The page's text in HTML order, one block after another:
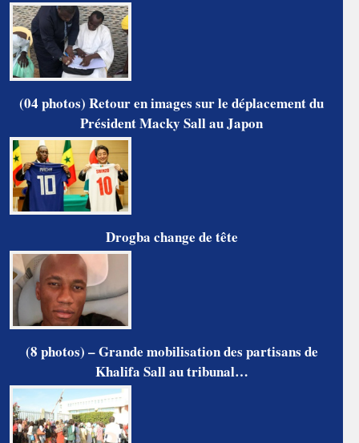
(04 photos) Retour en images sur le déplacement du
Président Macky Sall au Japon
Drogba change de tête
(8 photos) – Grande mobilisation des partisans de
Khalifa Sall au tribunal…